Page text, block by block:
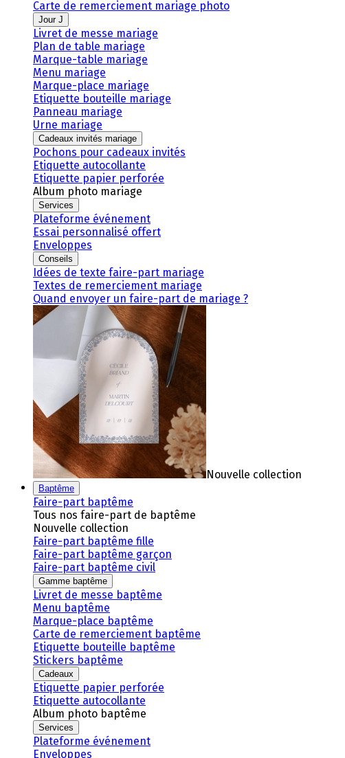
Carte de remerciement mariage photo
Jour J
Livret de messe mariage
Plan de table mariage
Marque-table mariage
Menu mariage
Marque-place mariage
Etiquette bouteille mariage
Panneau mariage
Urne mariage
Cadeaux invités mariage
Pochons pour cadeaux invités
Etiquette autocollante
Etiquette papier perforée
Album photo mariage
Services
Plateforme événement
Essai personnalisé offert
Enveloppes
Conseils
Idées de texte faire-part mariage
Textes de remerciement mariage
Quand envoyer un faire-part de mariage ?
Nouvelle collection
Baptême
Faire-part baptême
Tous nos faire-part de baptême
Nouvelle collection
Faire-part baptême fille
Faire-part baptême garçon
Faire-part baptême civil
Gamme baptême
Livret de messe baptême
Menu baptême
Marque-place baptême
Carte de remerciement baptême
Etiquette bouteille baptême
Stickers baptême
Cadeaux
Etiquette papier perforée
Etiquette autocollante
Album photo baptême
Services
Plateforme événement
Enveloppes